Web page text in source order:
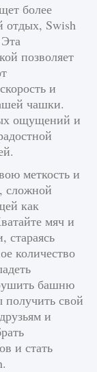
1
более
отдых, Swish
позволяет
и
чашки.
ощущений и
меткость и
сложной
как
мяч и
стараясь
количество
башню
получить свой
и
и стать